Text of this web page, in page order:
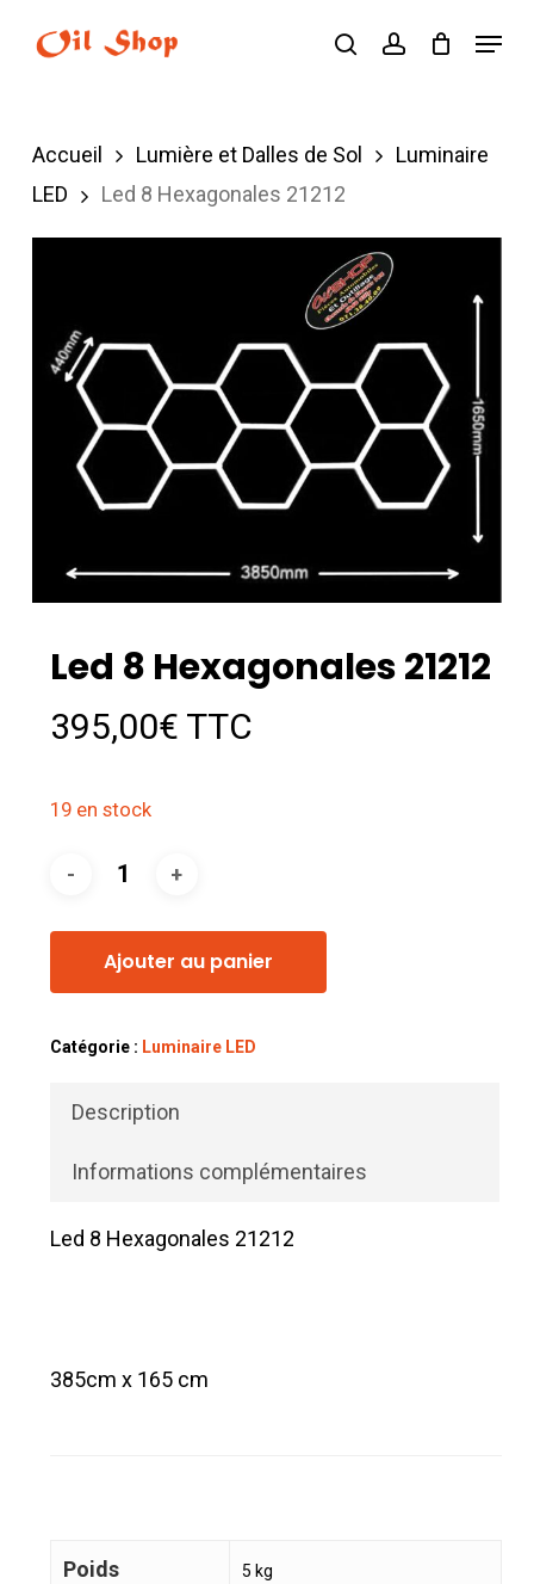
searchaccount
Menu
Accueil Lumière et Dalles de Sol
Luminaire
LED
Led 8 Hexagonales 21212
Led 8 Hexagonales 21212
395,00€ TTC
19 en stock
Ajouter au panier
Catégorie : Luminaire LED
Description
Informations complémentaires
Led 8 Hexagonales 21212
385cm x 165 cm
Poids 5 kg